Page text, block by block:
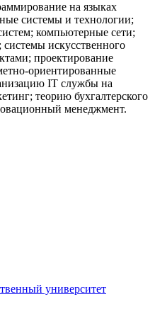
на языках
системы и технологии;
компьютерные сети;
искусственного
проектирование
ориентированные
IT службы на
теорию бухгалтерского
менеджмент.
университет